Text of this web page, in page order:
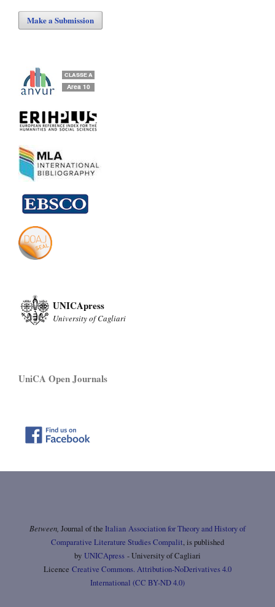
Make a Submission
UNICApress
University of Cagliari
UniCA Open Journals
Between, Journal of the Italian Association for Theory and History of
Comparative Literature Studies Compalit, is published
by UNICApress - University of Cagliari
Licence Creative Commons. Attribution-NoDerivatives 4.0
International (CC BY-ND 4.0)